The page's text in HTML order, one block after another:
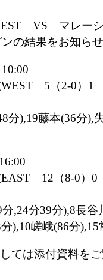
VS マレー
結果をお知らせ
WEST 5（2-0
分),19藤本(36分),
EAST 12（8-0
分,24分39分),8長
),10嵯峨(86分),15
ては添付資料を